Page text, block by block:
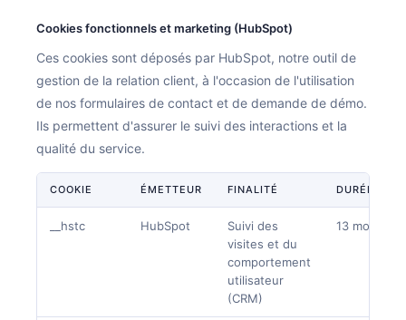
Cookies fonctionnels et marketing (HubSpot)
Ces cookies sont déposés par HubSpot, notre outil de
gestion de la relation client, à l'occasion de l'utilisation
de nos formulaires de contact et de demande de démo.
Ils permettent d'assurer le suivi des interactions et la
qualité du service.
COOKIE ÉMETTEUR FINALITÉ DURÉE
__hstc HubSpot
Suivi des
visites et du
comportement
utilisateur
(CRM)
13 mois